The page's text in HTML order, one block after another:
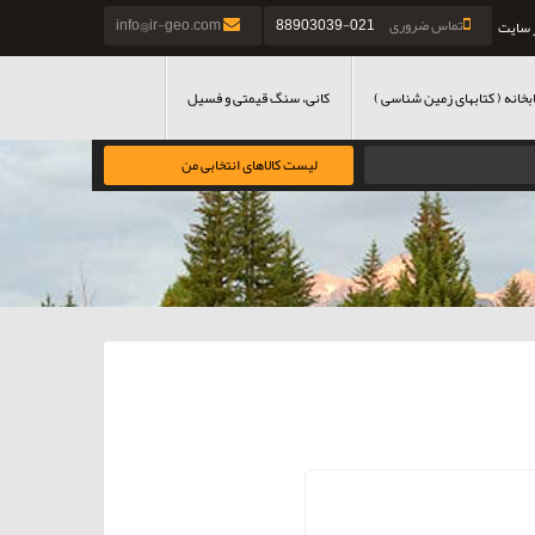
تماس ضروری 021-88903039 سایت
( کتابهای زمین شناسی ) کانی، سنگ قیمتی و فسیل
لیست کالاهای انتخابی من